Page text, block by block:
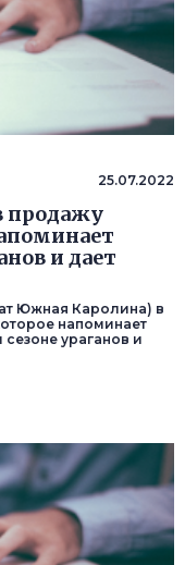
25.07.2022
продажу
и дает
Южная Каролина) в
напоминает
ураганов и